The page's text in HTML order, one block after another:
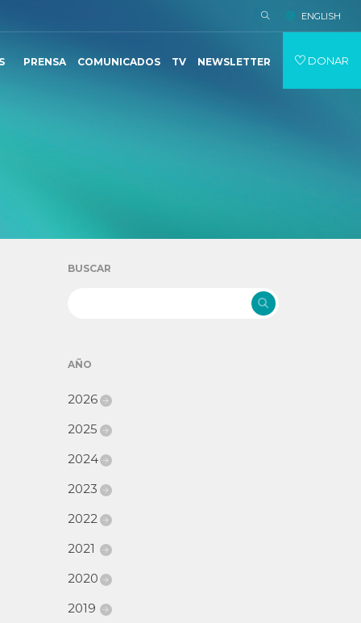
ENGLISH
PRENSA COMUNICADOS TV NEWSLETTER DONAR
BUSCAR
AÑO
2026
2025
2024
2023
2022
2021
2020
2019